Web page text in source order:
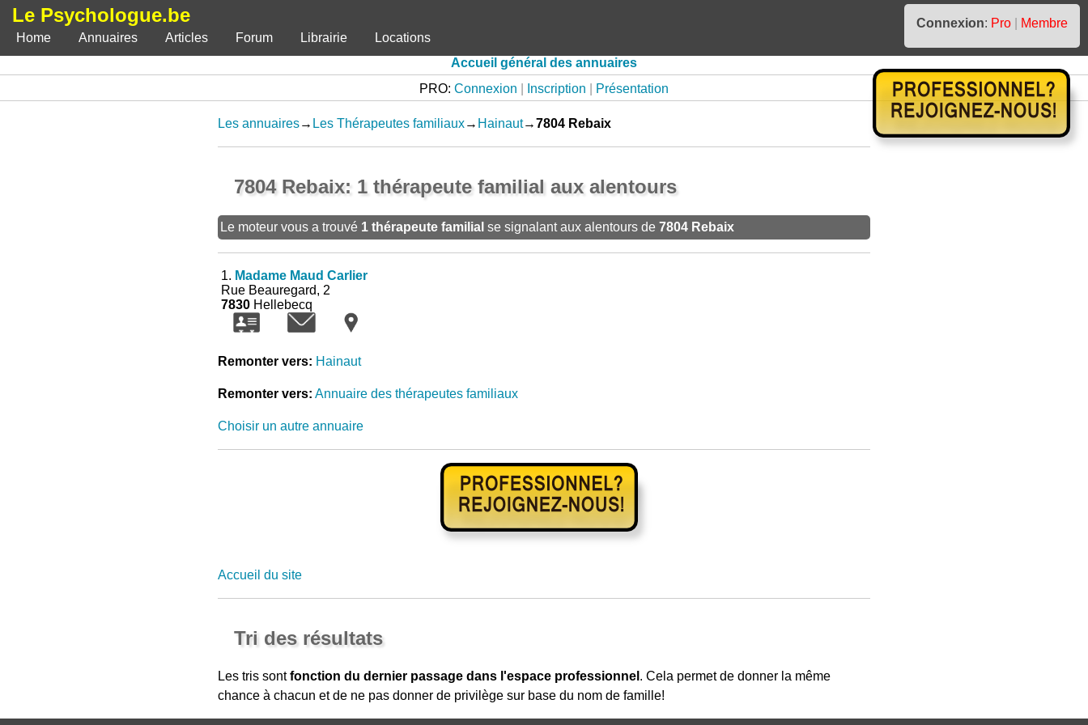
Le Psychologue.be Connexion: Pro
Membre
Home
Annuaires Articles Forum Librairie
Locations
Accueil général des annuaires
PRO: Connexion Inscription Présentation
Les annuaires→ Les Thérapeutes familiaux→ Hainaut→7804 Rebaix
7804 Rebaix: 1 thérapeute familial aux alentours
Le moteur vous a trouvé 1 thérapeute familial se signalant aux alentours de 7804 Rebaix
1. Madame Maud Carlier
Rue Beauregard, 2
7830Hellebecq
Remonter vers: Hainaut
Remonter vers: Annuaire des thérapeutes familiaux
Choisir un autre annuaire
Accueil du site
Tri des résultats
Les tris sontfonction du dernier passage dans l'espace professionnel . Cela permet de donner la même
chance à chacun et de ne pas donner de privilège sur base du nom de famille!